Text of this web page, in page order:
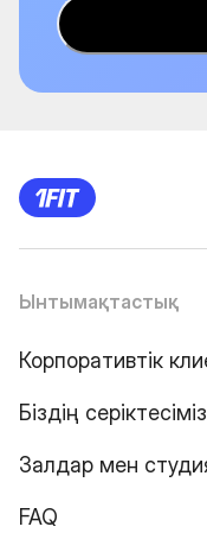
Ынтымақтастық
Корпоративтік
Біздің
Залдар мен
FAQ